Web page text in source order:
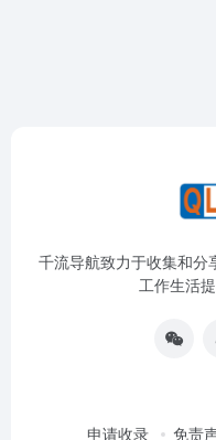
千流导航致力于收集和分
工作生活
申请收录 免责